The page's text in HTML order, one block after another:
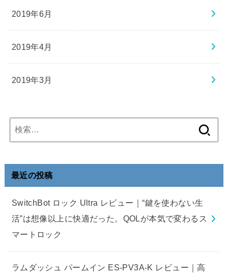
2019年6月
2019年4月
2019年3月
索:
最近の投稿
SwitchBot ロック Ultra レビュー｜“鍵を使わない生
活”は想像以上に快適だった。QOLが本気で変わるス
マートロック
ラムダッシュ パームイン ES-PV3A-K レビュー｜高